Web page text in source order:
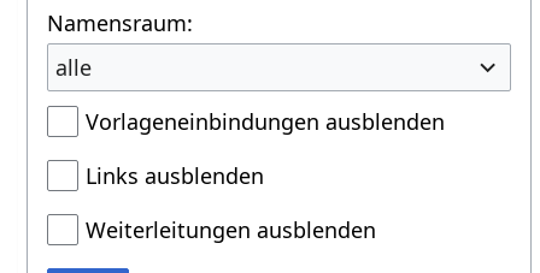
Namensraum:
alle
Vorlageneinbindungen ausblenden
Links ausblenden
Weiterleitungen ausblenden